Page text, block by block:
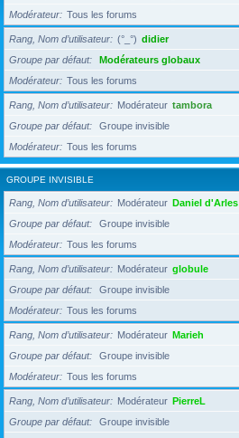
Modérateur
Tous les forums
Rang, Nom d’utilisateur (°_°) didier
Groupe par défaut
Modérateurs globaux
Modérateur
Tous les forums
Rang, Nom d’utilisateur Modérateur tambora
Groupe par défaut
Groupe invisible
Modérateur
Tous les forums
GROUPE INVISIBLE
Rang, Nom d’utilisateur Modérateur Daniel d'Arles
Groupe par défaut
Groupe invisible
Modérateur
Tous les forums
Rang, Nom d’utilisateur Modérateur globule
Groupe par défaut
Groupe invisible
Modérateur
Tous les forums
Rang, Nom d’utilisateur Modérateur Marieh
Groupe par défaut
Groupe invisible
Modérateur
Tous les forums
Rang, Nom d’utilisateur Modérateur PierreL
Groupe par défaut
Groupe invisible